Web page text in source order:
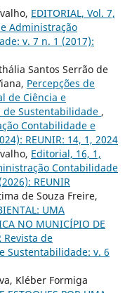
EDITORIAL, Vol. 7,
Administração
v. 7 n. 1 (2017):
Santos Serrão de
Percepções de
de Ciência e
de Sustentabilidade ,
Contabilidade e
REUNIR: 14, 1, 2024
Editorial, 16, 1,
Contabilidade
REUNIR
de Souza Freire,
UMA
NO MUNICÍPIO DE
Revista de
Sustentabilidade: v. 6
Kléber Formiga